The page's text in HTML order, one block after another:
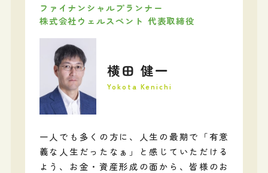
ファイナンシャルプランナー
株式会社ウェルスペント 代表取締役
横田 健一
Yokota Kenichi
一人でも多くの方に、人生の最期で「有意
義な人生だったなぁ」と感じていただける
よう、お金・資産形成の面から、皆様のお